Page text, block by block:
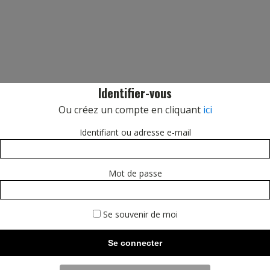
Identifier-vous
Ou créez un compte en cliquant ici
Identifiant ou adresse e-mail
Mot de passe
Se souvenir de moi